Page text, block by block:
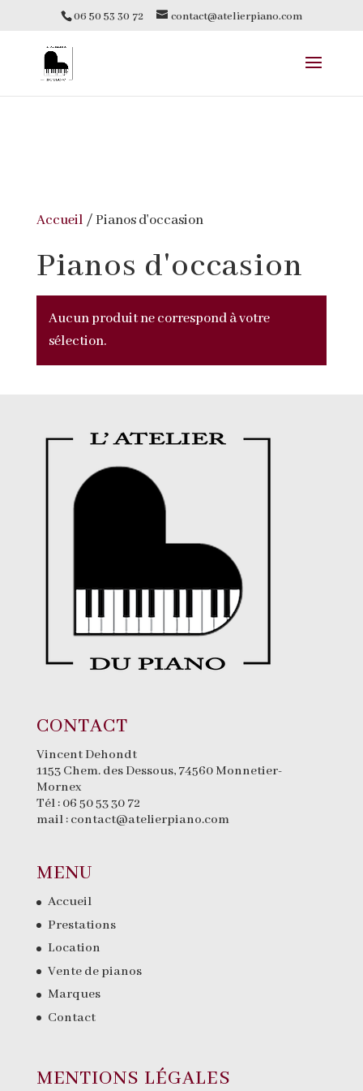
add_filter( 'woocommerce_sale_flash',
remplacer_badge_promo( $html ) { return "
SOLDE !06 50 53 30 72 contact@atelierpiano.com
Accueil / Pianos d'occasion
Pianos d'occasion
Aucun produit ne correspond à votre
sélection.
CONTACT
Vincent Dehondt
1153 Chem. des Dessous, 74560 Monnetier-
Mornex
Tél : 06 50 53 30 72
mail : contact@atelierpiano.com
MENU
Accueil
Prestations
Location
Vente de pianos
Marques
Contact
MENTIONS LÉGALES